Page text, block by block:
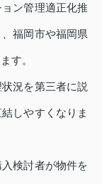
ン管理適正化推
福岡市や福岡県
す。
況を第三者に説
しやすくなりま
検討者が物件を